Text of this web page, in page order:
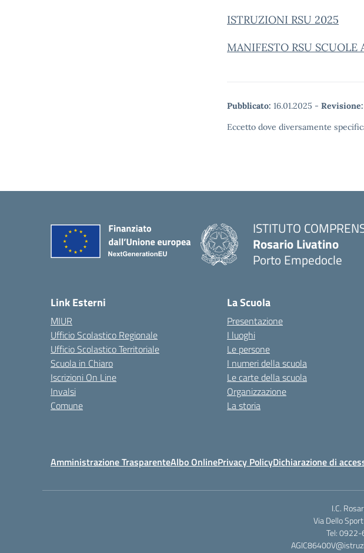
ISTRUZIONI RSU 2025
MANIFESTO RSU SCUOLE
Pubblicato: 16.01.2025 - Revisione:
Eccetto dove diversamente
ISTITUTO
Rosario Livatino
Porto Empedocle
Link Esterni
MIUR
Ufficio Scolastico Regionale
Ufficio Scolastico Territoriale
Scuola in Chiaro
Iscrizioni On Line
Invalsi
Comune
La Scuola
Presentazione
I luoghi
Le persone
I numeri della scuola
Le carte della scuola
Organizzazione
La storia
Amministrazione TrasparenteAlbo OnlinePrivacy PolicyDichiarazione di
I.C.
Via Dello
Tel: